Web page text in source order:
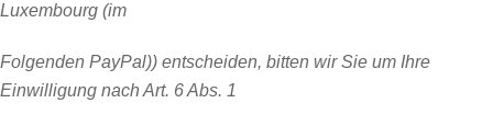
Luxembourg (im
Folgenden PayPal)) entscheiden, bitten wir Sie um Ihre
Einwilligung nach Art. 6 Abs. 1